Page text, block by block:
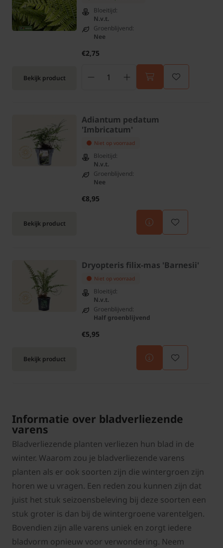
Bekijk product
Bloeitijd:
N.v.t.
Groenblijvend:
Nee
€2,75
Bekijk product
Adiantum pedatum
'Imbricatum'
Niet op voorraad
Bloeitijd:
N.v.t.
Groenblijvend:
Nee
€8,95
Bekijk product
Dryopteris filix-mas 'Barnesii'
Niet op voorraad
Bloeitijd:
N.v.t.
Groenblijvend:
Half groenblijvend
€5,95
Informatie over bladverliezende
varens
Bladverliezende planten verliezen hun blad in de
winter. Waarom zou je bladverliezende varens
planten als er ook soorten zijn die wintergroen zijn
horen we u vragen. Een reden zou kunnen zijn dat
juist het stuk seizoensbeleving bij deze soorten een
stuk groter is dan bij de wintergroene varentelgen.
Bovendien zijn alle varens uniek en zorgt iedere
bladvorm opnieuw voor verwondering. Neem